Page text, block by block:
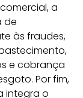
a
de
às fraudes,
e cobrança
Por fim,
integra o